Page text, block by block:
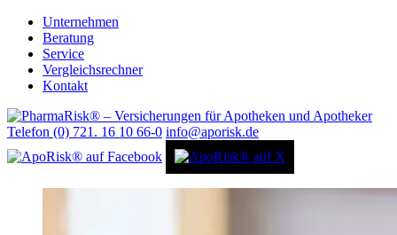
Unternehmen
Beratung
Service
Vergleichsrechner
Kontakt
Telefon (0) 721. 16 10 66-0 info@aporisk.de